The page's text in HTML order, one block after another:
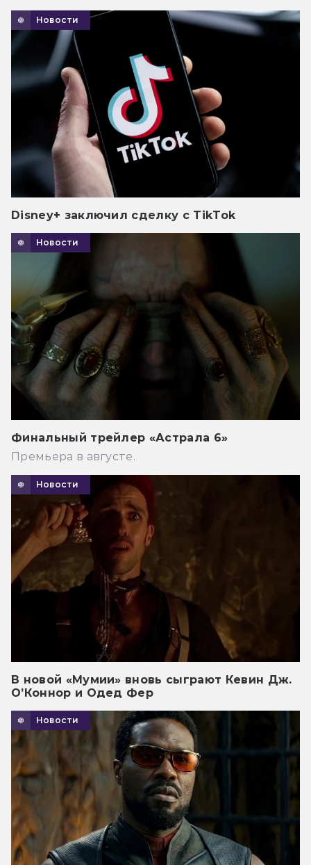
Новости
Disney+ заключил сделку с TikTok
Новости
Финальный трейлер «Астрала 6»
Премьера в августе.
Новости
В новой «Мумии» вновь сыграют Кевин Дж.
О’Коннор и Одед Фер
Новости